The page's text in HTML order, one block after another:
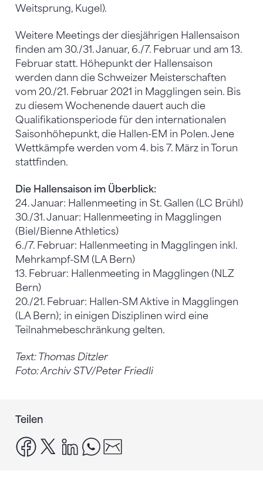
Weitsprung, Kugel).
Weitere Meetings der diesjährigen Hallensaison
finden am 30./31. Januar, 6./7. Februar und am 13.
Februar statt. Höhepunkt der Hallensaison
werden dann die Schweizer Meisterschaften
vom 20./21. Februar 2021 in Magglingen sein. Bis
zu diesem Wochenende dauert auch die
Qualifikationsperiode für den internationalen
Saisonhöhepunkt, die Hallen-EM in Polen. Jene
Wettkämpfe werden vom 4. bis 7. März in Torun
stattfinden.
Die Hallensaison im Überblick:
24. Januar: Hallenmeeting in St. Gallen (LC Brühl)
30./31. Januar: Hallenmeeting in Magglingen
(Biel/Bienne Athletics)
6./7. Februar: Hallenmeeting in Magglingen inkl.
Mehrkampf-SM (LA Bern)
13. Februar: Hallenmeeting in Magglingen (NLZ
Bern)
20./21. Februar: Hallen-SM Aktive in Magglingen
(LA Bern); in einigen Disziplinen wird eine
Teilnahmebeschränkung gelten.
Text: Thomas Ditzler
Foto: Archiv STV/Peter Friedli
Teilen
facebook
x linkedinwhatsapp